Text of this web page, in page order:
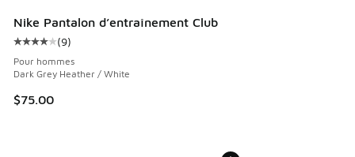
Nike Pantalon d’entraînement Club
Cote moyenne du client - [4 sur 5 étoiles], 9 commentaires
(9)
Pour hommes
Dark Grey Heather / White
$75.00